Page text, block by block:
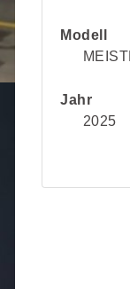
Modell
Jahr
2025